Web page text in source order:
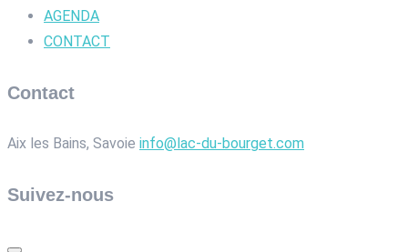
AGENDA
CONTACT
Contact
Aix les Bains, Savoie info@lac-du-bourget.com
Suivez-nous